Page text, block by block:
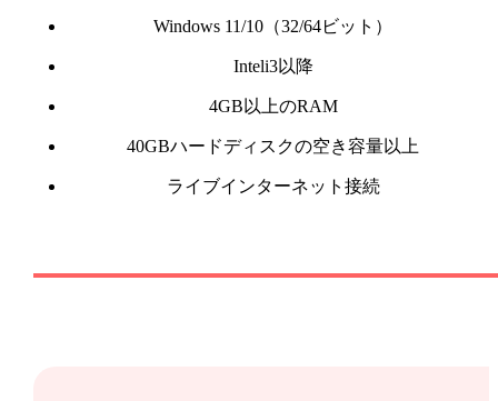
Windows 11/10（32/64ビット）
Inteli3以降
4GB以上のRAM
40GBハードディスクの空き容量以上
ライブインターネット接続